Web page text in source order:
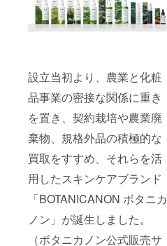
設立当初より、農業と化粧
品事業の密接な関係に重き
を置き、契約栽培や農業廃
棄物、規格外品の積極的な
買取をすすめ、それらを活
用したスキンケアブランド
「BOTANICANON ボタニカ
ノン」が誕生しました。
（ボタニカノン公式販売サ